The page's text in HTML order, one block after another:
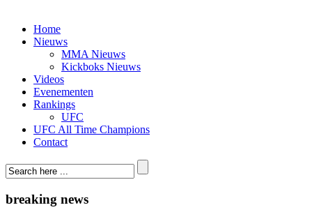
Home
Nieuws
MMA Nieuws
Kickboks Nieuws
Videos
Evenementen
Rankings
UFC
UFC All Time Champions
Contact
breaking news